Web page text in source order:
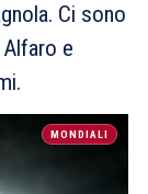
Ci sono
e
MONDIALI